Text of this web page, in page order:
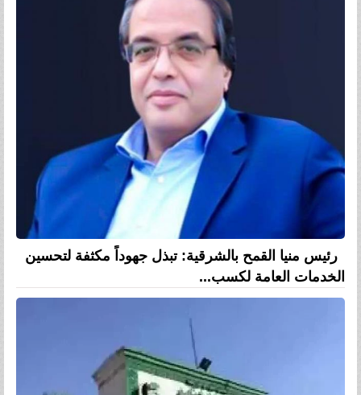
رئيس منيا القمح بالشرقية: تبذل جهوداً مكثفة لتحسين
الخدمات العامة لكسب...